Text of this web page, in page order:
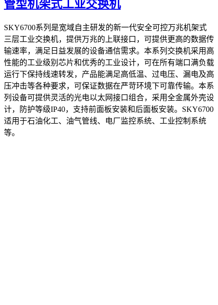
管型机架式工业交换机
SKY6700系列是宽域自主研发的新一代安全可控万兆机架式
三层工业交换机，提供万兆的上联接口，可提供更高的数据传
输速率，满足日益发展的设备通信需求。本系列交换机采用高
性能的工业级别芯片和优秀的工业设计，可在所有端口满负载
运行下保持线速转发，产品能满足高低温、过电压、漏电及高
压冲击等各种要求，可保证数据在严苛环境下可靠传输。本系
列设备可提供灵活的光电以太网接口组合，采用全金属外壳设
计，防护等级IP40，支持前面板安装和后面板安装。SKY6700
适用于石油化工、油气管线、电厂监控系统、工业控制系统
等。